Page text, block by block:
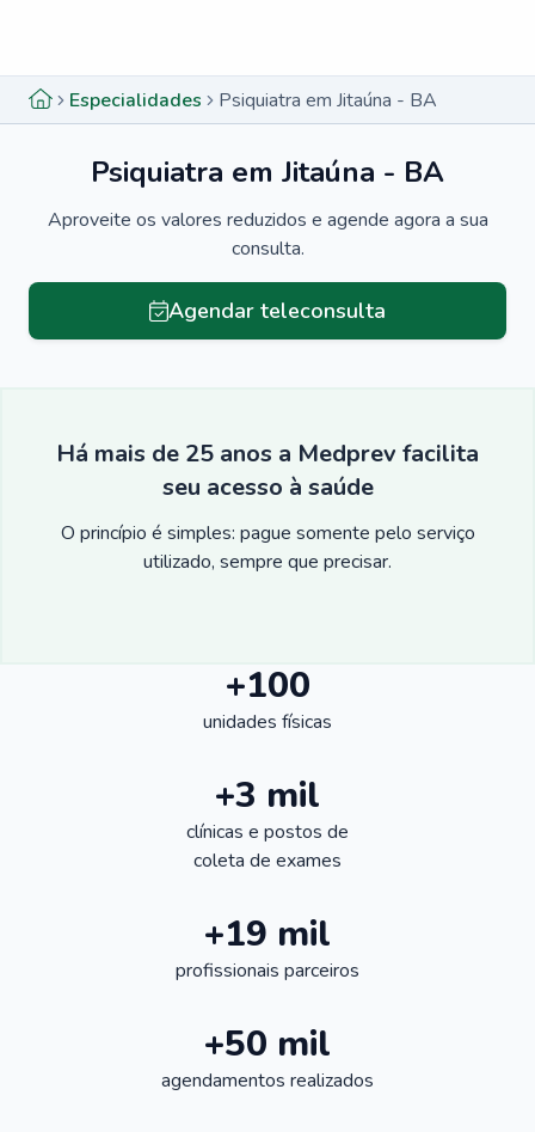
Especialidades Psiquiatra em Jitaúna - BA
Psiquiatra em Jitaúna - BA
Aproveite os valores reduzidos e agende agora a sua
consulta.
Agendar teleconsulta
Há mais de 25 anos a Medprev facilita
seu acesso à saúde
O princípio é simples: pague somente pelo serviço
utilizado, sempre que precisar.
+100
unidades físicas
+3 mil
clínicas e postos de
coleta de exames
+19 mil
profissionais parceiros
+50 mil
agendamentos realizados